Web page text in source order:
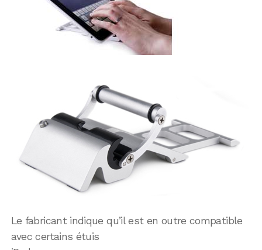
Le fabricant indique qu’il est en outre compatible
avec certains étuis